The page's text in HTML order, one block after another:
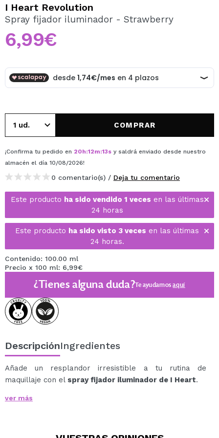
Al crear una cuenta en Maquillalia.com podrás realizar
tus compras rápidamente, revisar el estado de tus
pedidos y consultar tus operaciones anteriores.
CREAR CUENTA
I Heart Revolution
Spray fijador iluminador - Strawberry
6,99€
COMPRAR
¡Confirma tu pedido en 20h:12m:13s y saldrá enviado desde nuestro
almacén el día 10/08/2026!
0 comentario(s) / Deja tu comentario
Este producto ha sido vendido 1 veces en las últimas
24 horas
Este producto ha sido visto 3 veces en las últimas
24 horas.
Contenido: 100.00 ml
Precio x 100 ml: 6,99€
¿Tienes alguna duda?Te ayudamosaquí
DescripciónIngredientes
Añade un resplandor irresistible a tu rutina de
maquillaje con el spray fijador iluminador de I Heart.
spray fijador no solo ilumina tu base, sino que también
ver más